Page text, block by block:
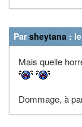
Parsheytana :
Mais quelle
Dommage, à